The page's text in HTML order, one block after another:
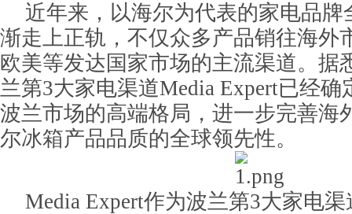
近年来，以海尔为代表的家电品牌
渐走上正轨，不仅众多产品销往海外
欧美等发达国家市场的主流渠道。据
兰第3大家电渠道Media Expert已经
波兰市场的高端格局，进一步完善海
尔冰箱产品品质的全球领先性。
Media Expert作为波兰第3大家电